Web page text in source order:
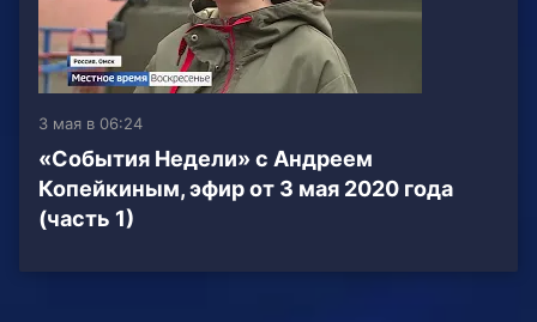
3 мая в 06:24
«События Недели» с Андреем
Копейкиным, эфир от 3 мая 2020 года
(часть 1)